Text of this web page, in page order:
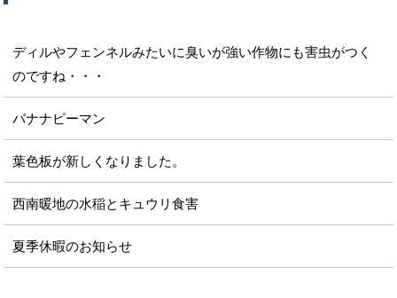
ディルやフェンネルみたいに臭いが強い作物にも害虫がつく
のですね・・・
バナナピーマン
葉色板が新しくなりました。
西南暖地の水稲とキュウリ食害
夏季休暇のお知らせ